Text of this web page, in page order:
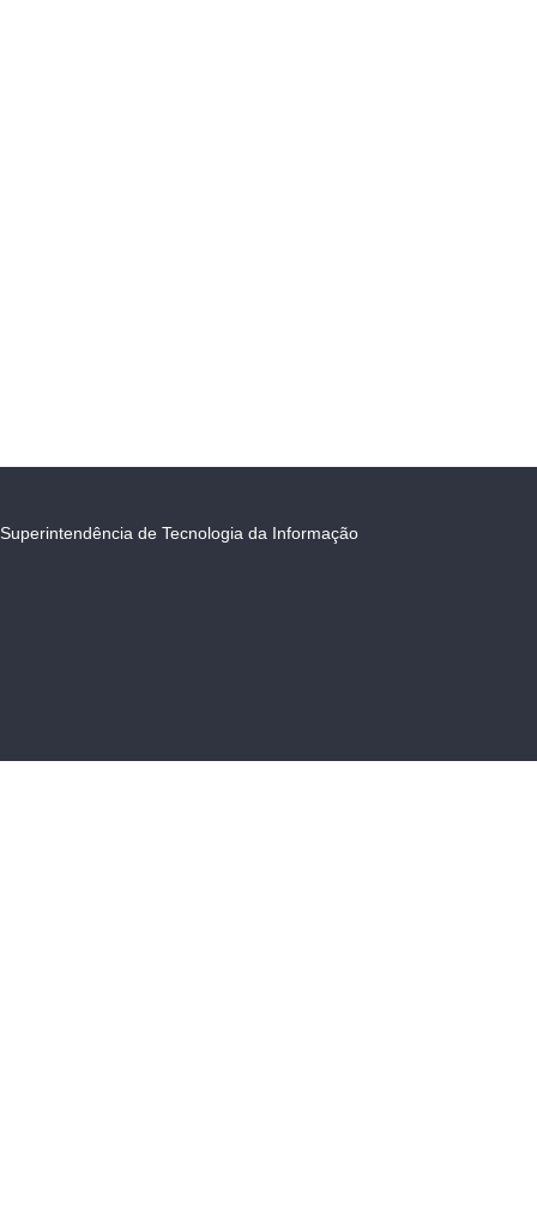
Superintendência de Tecnologia da Informação